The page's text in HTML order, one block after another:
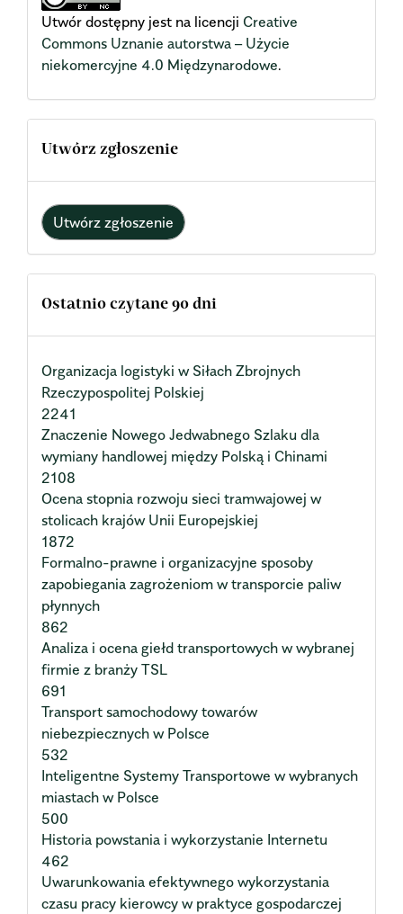
Utwór dostępny jest na licencji Creative
Commons Uznanie autorstwa – Użycie
niekomercyjne 4.0 Międzynarodowe.
Utwórz zgłoszenie
Utwórz zgłoszenie
Ostatnio czytane 90 dni
Organizacja logistyki w Siłach Zbrojnych
Rzeczypospolitej Polskiej
2241
Znaczenie Nowego Jedwabnego Szlaku dla
wymiany handlowej między Polską i Chinami
2108
Ocena stopnia rozwoju sieci tramwajowej w
stolicach krajów Unii Europejskiej
1872
Formalno-prawne i organizacyjne sposoby
zapobiegania zagrożeniom w transporcie paliw
płynnych
862
Analiza i ocena giełd transportowych w wybranej
firmie z branży TSL
691
Transport samochodowy towarów
niebezpiecznych w Polsce
532
Inteligentne Systemy Transportowe w wybranych
miastach w Polsce
500
Historia powstania i wykorzystanie Internetu
462
Uwarunkowania efektywnego wykorzystania
czasu pracy kierowcy w praktyce gospodarczej